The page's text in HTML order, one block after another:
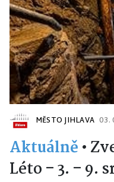
MĚSTO JIHLAVA 03.
Aktuálně •
Léto – 3. – 9.